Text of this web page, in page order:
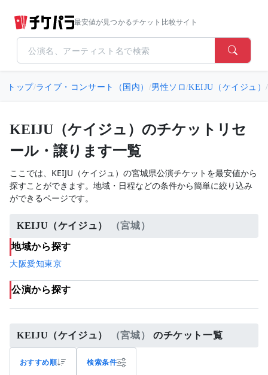
最安値が見つかるチケット比較サイト
トップ/ライブ・コンサート（国内） /男性ソロ/KEIJU（ケイジュ）/
KEIJU（ケイジュ）のチケットリセ
ール・譲ります一覧
ここでは、KEIJU（ケイジュ）の宮城県公演チケットを最安値から
探すことができます。地域・日程などの条件から簡単に絞り込み
ができるページです。
KEIJU（ケイジュ） （宮城）
地域から探す
大阪愛知東京
公演から探す
KEIJU（ケイジュ） （宮城） のチケット一覧
おすすめ順 検索条件